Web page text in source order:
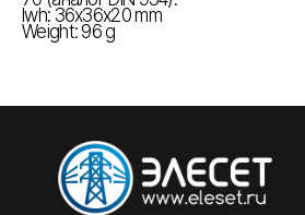
lwh: 36x36x20 mm
Weight: 96 g